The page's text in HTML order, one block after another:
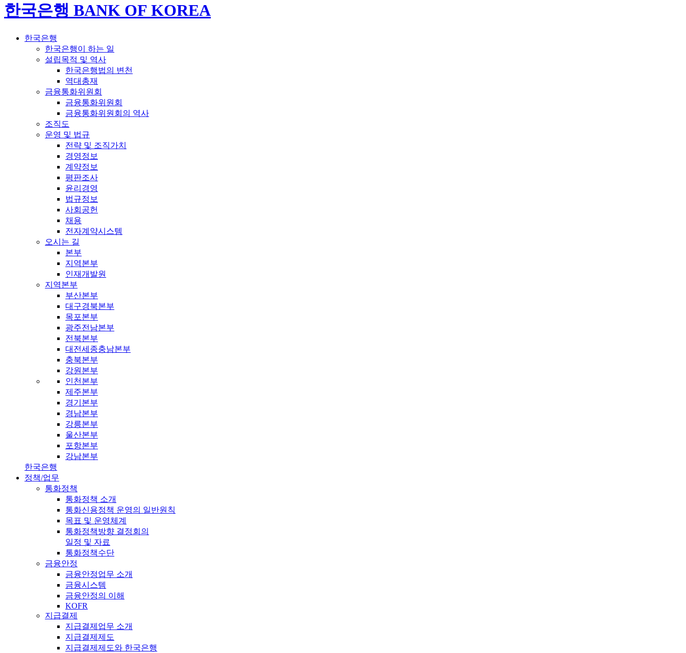
한국은행 BANK OF KOREA
한국은행
한국은행이 하는 일
설립목적 및 역사
한국은행법의 변천
역대총재
금융통화위원회
금융통화위원회
금융통화위원회의 역사
조직도
운영 및 법규
전략 및 조직가치
경영정보
계약정보
평판조사
윤리경영
법규정보
사회공헌
채용
전자계약시스템
오시는 길
본부
지역본부
인재개발원
지역본부
부산본부
대구경북본부
목포본부
광주전남본부
전북본부
대전세종충남본부
충북본부
강원본부
인천본부
제주본부
경기본부
경남본부
강릉본부
울산본부
포항본부
강남본부
한국은행
정책/업무
통화정책
통화정책 소개
통화신용정책 운영의 일반원칙
목표 및 운영체계
통화정책방향 결정회의
일정 및 자료
통화정책수단
금융안정
금융안정업무 소개
금융시스템
금융안정의 이해
KOFR
지급결제
지급결제업무 소개
지급결제제도
지급결제제도와 한국은행